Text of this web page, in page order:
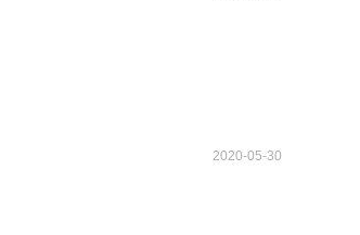
2020-05-30